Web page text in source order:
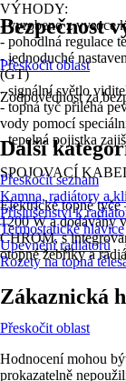
VÝHODY:
- vyrobeno z vysoce
- pohodlná regulace
- jednoduché
(GT)
- signální světlo
- topná tyč přiléhá
vody pomocí
- tepelná pojistka
SPOJOVACÍ
Elektrické topné
1200 W a dodávány
CHROM, s
otopné žebříky a
Bezpečnost
Přeskočit oblast
Zodpovědnost za
Další
Přeskočit seznam
Kamna, radiátory a
Příslušenství k
Termostatické hlavice
Upevnění radiátorů
Rozety na topná
Zákaznická
Přeskočit oblast
Hodnocení mohou
prokazatelně